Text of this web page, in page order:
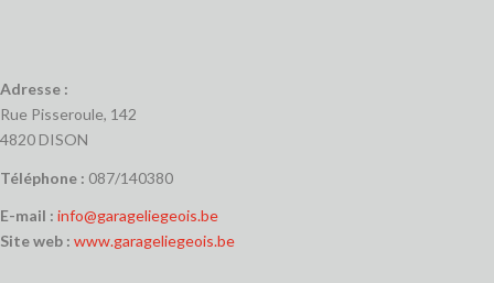
Adresse :
Rue Pisseroule, 142
4820 DISON
Téléphone : 087/140380
E-mail : info@garageliegeois.be
Site web : www.garageliegeois.be